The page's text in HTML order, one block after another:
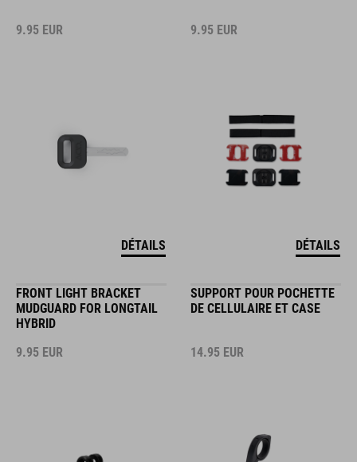
9.95 EUR
DÉTAILS
9.95 EUR
DÉTAILS
FRONT LIGHT BRACKET
MUDGUARD FOR LONGTAIL
HYBRID
9.95 EUR
SUPPORT POUR POCHETTE
DE CELLULAIRE ET CASE
14.95 EUR